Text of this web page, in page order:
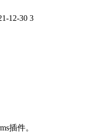
12-30 3
插件。